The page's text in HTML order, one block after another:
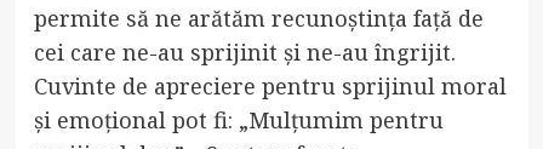
permite să ne arătăm recunoștința față de
cei care ne-au sprijinit și ne-au îngrijit.
Cuvinte de apreciere pentru sprijinul moral
și emoțional pot fi: „Mulțumim pentru